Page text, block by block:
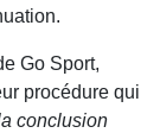
Go Sport,
procédure qui
conclusion